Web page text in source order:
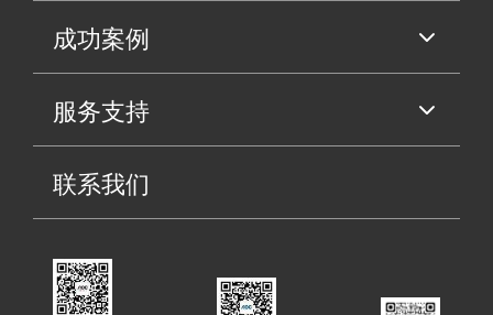
成功案例
服务支持
联系我们